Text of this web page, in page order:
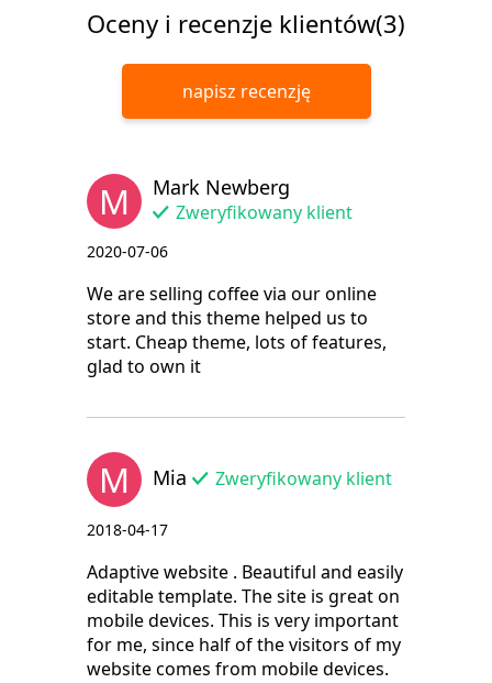
Oceny i recenzje klientów(3)
napisz recenzję
M Mark Newberg
Zweryfikowany klient
2020-07-06
We are selling coffee via our online
store and this theme helped us to
start. Cheap theme, lots of features,
glad to own it
M Mia Zweryfikowany klient
2018-04-17
Adaptive website . Beautiful and easily
editable template. The site is great on
mobile devices. This is very important
for me, since half of the visitors of my
website comes from mobile devices.